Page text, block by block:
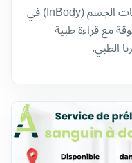
اكتشف كيف يساعدك تحليل مكونات الجسم (InBody) في
مع قراءة طبية
الطبي.